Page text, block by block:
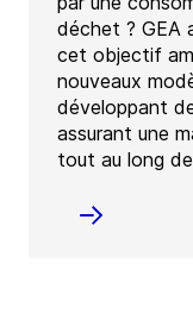
déchet ? GEA
cet objectif
nouveaux
développant
assurant une
tout au long